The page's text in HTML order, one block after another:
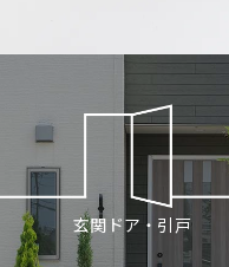
玄関ドア・引戸